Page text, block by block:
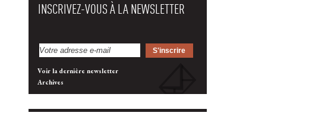
INSCRIVEZ-VOUS À LA NEWSLETTER
Voir la dernière newsletter
Archives